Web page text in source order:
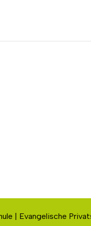
| Evangelische